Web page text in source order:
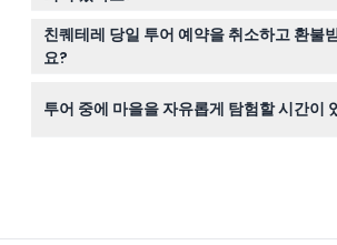
물 한 병을 꼭 챙기세요.
왕복 교통, 마을 간 기차 티켓, 날씨가 허락
영어 구사 가이드, 그리고 바닷가 식당에
선택적 점심이 포함됩니다.
친퀘테레 당일 투어 예약을 취소하고 환불
요?
시간 이내 또는 이후에 취소할 경우 환불
투어 중에 마을을 자유롭게 탐험할 시간이